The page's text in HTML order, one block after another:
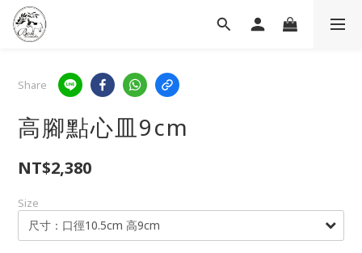
Share
高腳點心皿9cm
NT$2,380
Size